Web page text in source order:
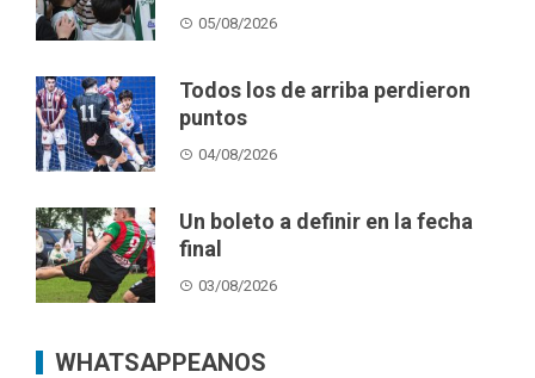
05/08/2026
Todos los de arriba perdieron
puntos
04/08/2026
Un boleto a definir en la fecha
final
03/08/2026
WHATSAPPEANOS